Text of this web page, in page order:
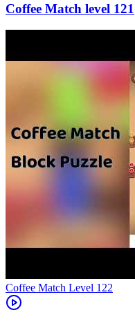
121
Level 122